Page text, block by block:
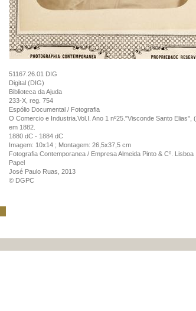
51167.26.01 DIG
Digital (DIG)
Biblioteca da Ajuda
233-X, reg. 754
Espólio Documental / Fotografia
O Comercio e Industria.Vol.I. Ano 1 nº25."Visconde Santo
em 1882.
1880 dC - 1884 dC
Imagem: 10x14 ; Montagem: 26,5x37,5 cm
Fotografia Contemporanea / Empresa Almeida Pinto & Cº. Lisboa
Papel
José Paulo Ruas, 2013
© DGPC